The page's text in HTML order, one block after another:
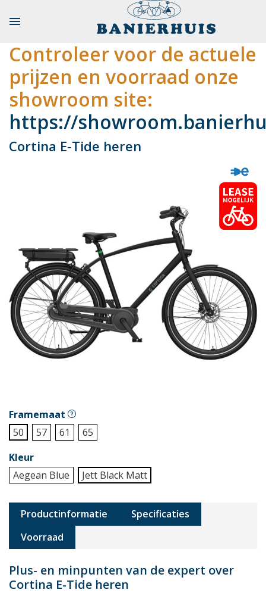

Controleer voor de actuele
prijzen en voorraad onze
showroom site:
https://
Cortina E-Tide heren
Framemaat
50
57 61
65
Kleur
Aegean Blue
Jett Black Matt
Productinformatie
Specificaties
Voorraad
Plus- en minpunten van de expert over
Cortina E-Tide heren